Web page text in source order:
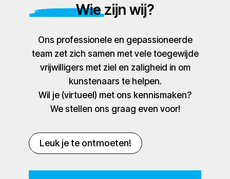
Wie zijn wij?
Ons professionele en gepassioneerde
team zet zich samen met vele toegewijde
vrijwilligers met ziel en zaligheid in om
kunstenaars te helpen.
Wil je (virtueel) met ons kennismaken?
We stellen ons graag even voor!
Leuk je te ontmoeten!